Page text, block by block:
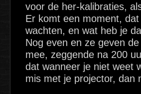
voor de her-kalibraties,
Er komt een moment,
wachten, en wat heb je
Nog even en ze geven
mee, zeggende na 200
dat wanneer je niet weet
mis met je projector, dan